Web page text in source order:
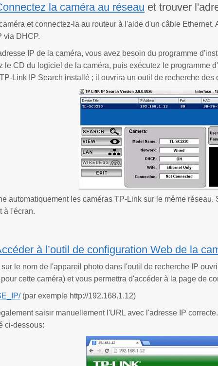
la caméra au réseau et trouver
et connectez-la au routeur à l'aide d'un câble
via DHCP.
IP de la caméra, vous avez besoin du programme
le CD du logiciel de la caméra, puis exécutez le programme
Link IP Search installé ; il ouvrira un outil de recherche des
automatiquement les caméras TP-Link sur le même
à l'écran.
à l’outil de configuration Web de la
le nom de l'appareil photo dans l'outil de recherche IP
cette caméra) et vous permettra d'accéder à la page de
(par exemple http://192.168.1.12)
saisir manuellement l'URL avec l'adresse IP
ci-dessous: